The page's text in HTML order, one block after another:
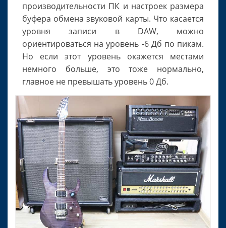
производительности ПК и настроек размера
буфера обмена звуковой карты. Что касается
уровня записи в DAW, можно
ориентироваться на уровень -6 Дб по пикам.
Но если этот уровень окажется местами
немного больше, это тоже нормально,
главное не превышать уровень 0 Дб.